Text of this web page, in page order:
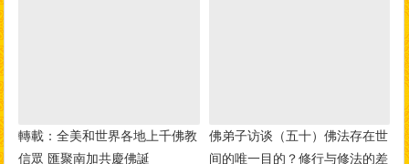
轉載：全美和世界各地上千佛教
信眾 匯聚南加共慶佛誕
佛弟子访谈（五十）佛法存在世
间的唯一目的？修行与修法的差